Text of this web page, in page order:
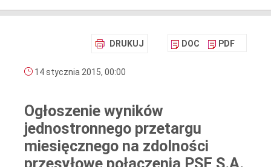
DRUKUJ DOC PDF
14 stycznia 2015, 00:00
Ogłoszenie wyników
jednostronnego przetargu
miesięcznego na zdolności